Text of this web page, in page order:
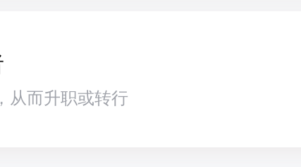
从而升职或转行